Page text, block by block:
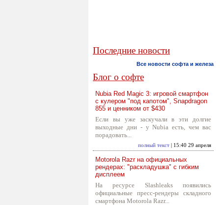
Последние новости
Все новости софта и железа
Блог о софте
Nubia Red Magic 3: игровой смартфон
с кулером "под капотом", Snapdragon
855 и ценником от $430
Если вы уже заскучали в эти долгие
выходные дни - у Nubia есть, чем вас
порадовать...
полный текст | 15:40 29 апреля
Motorola Razr на официальных
рендерах: "раскладушка" с гибким
дисплеем
На ресурсе Slashleaks появились
официальные пресс-рендеры складного
смартфона Motorola Razr...